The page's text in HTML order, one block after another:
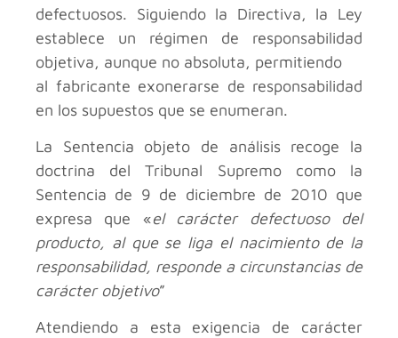
defectuosos. Siguiendo la Directiva, la Ley
establece un régimen de responsabilidad
objetiva, aunque no absoluta, permitiendo
al fabricante exonerarse de responsabilidad
en los supuestos que se enumeran.
La Sentencia objeto de análisis recoge la
doctrina del Tribunal Supremo como la
Sentencia de 9 de diciembre de 2010 que
expresa que «el carácter defectuoso del
producto, al que se liga el nacimiento de la
responsabilidad, responde a circunstancias de
carácter objetivo”
Atendiendo a esta exigencia de carácter